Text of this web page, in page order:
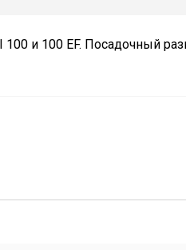
и 100 EF. Посадочный